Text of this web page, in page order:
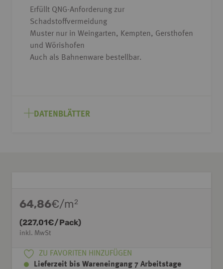
Erfüllt QNG-Anforderung zur
Schadstoffvermeidung
Muster nur in Weingarten, Kempten, Gersthofen
und Wörishofen
Auch als Bahnenware bestellbar.
DATENBLÄTTER
64,86€/m2
(227,01€/Pack)
inkl. MwSt
ZU FAVORITEN HINZUFÜGEN
Lieferzeit bis Wareneingang 7 Arbeitstage